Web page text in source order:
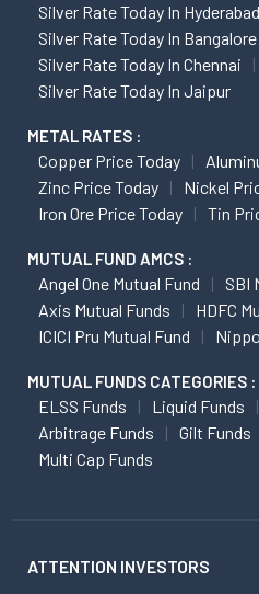
Silver Rate Today In Hyderabad
Silver Rate Today In Bangalore
Silver Rate Today In Chennai
Silver Rate Today In Jaipur
METAL RATES :
Copper Price Today
Zinc Price Today
Nickel
Iron Ore Price Today
Tin
MUTUAL FUND AMCS :
Angel One Mutual Fund
SBI
Axis Mutual Funds
HDFC
ICICI Pru Mutual Fund
MUTUAL FUNDS CATEGORIES :
ELSS Funds Liquid Funds
Arbitrage Funds
Gilt Funds
Multi Cap Funds
ATTENTION INVESTORS